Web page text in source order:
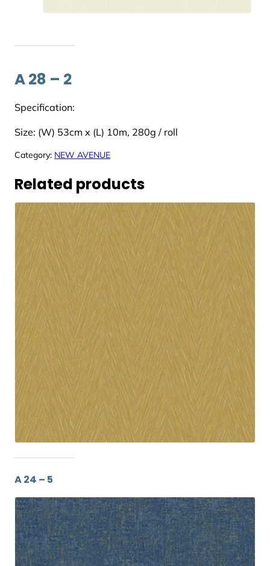
A 28 – 2
Specification:
Size: (W) 53cm x (L) 10m, 280g / roll
Category: NEW AVENUE
Related products
A 24 – 5